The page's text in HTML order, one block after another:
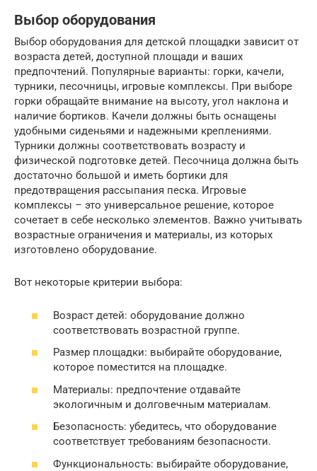
Выбор оборудования
Выбор оборудования для детской площадки зависит от
возраста детей, доступной площади и ваших
предпочтений. Популярные варианты: горки, качели,
турники, песочницы, игровые комплексы. При выборе
горки обращайте внимание на высоту, угол наклона и
наличие бортиков. Качели должны быть оснащены
удобными сиденьями и надежными креплениями.
Турники должны соответствовать возрасту и
физической подготовке детей. Песочница должна быть
достаточно большой и иметь бортики для
предотвращения рассыпания песка. Игровые
комплексы – это универсальное решение, которое
сочетает в себе несколько элементов. Важно учитывать
возрастные ограничения и материалы, из которых
изготовлено оборудование.
Вот некоторые критерии выбора:
Возраст детей: оборудование должно
соответствовать возрастной группе.
Размер площадки: выбирайте оборудование,
которое поместится на площадке.
Материалы: предпочтение отдавайте
экологичным и долговечным материалам.
Безопасность: убедитесь, что оборудование
соответствует требованиям безопасности.
Функциональность: выбирайте оборудование,